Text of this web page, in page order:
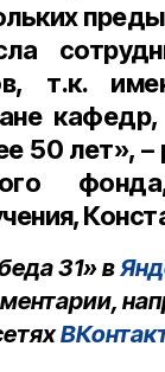
т.к.
50 лет»,
31» в